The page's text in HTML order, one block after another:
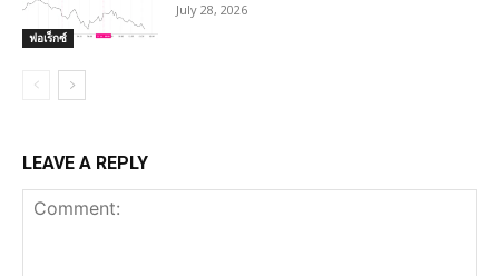
ฟอเร็กซ์
July 28, 2026
LEAVE A REPLY